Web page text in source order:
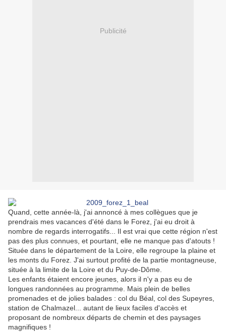
Publicité
Quand, cette année-là, j'ai annoncé à mes collègues que je
prendrais mes vacances d'été dans le Forez, j'ai eu droit à
nombre de regards interrogatifs... Il est vrai que cette région n'est
pas des plus connues, et pourtant, elle ne manque pas d'atouts !
Située dans le département de la Loire, elle regroupe la plaine et
les monts du Forez. J'ai surtout profité de la partie montagneuse,
située à la limite de la Loire et du Puy-de-Dôme.
Les enfants étaient encore jeunes, alors il n'y a pas eu de
longues randonnées au programme. Mais plein de belles
promenades et de jolies balades : col du Béal, col des Supeyres,
station de Chalmazel... autant de lieux faciles d'accès et
proposant de nombreux départs de chemin et des paysages
magnifiques !